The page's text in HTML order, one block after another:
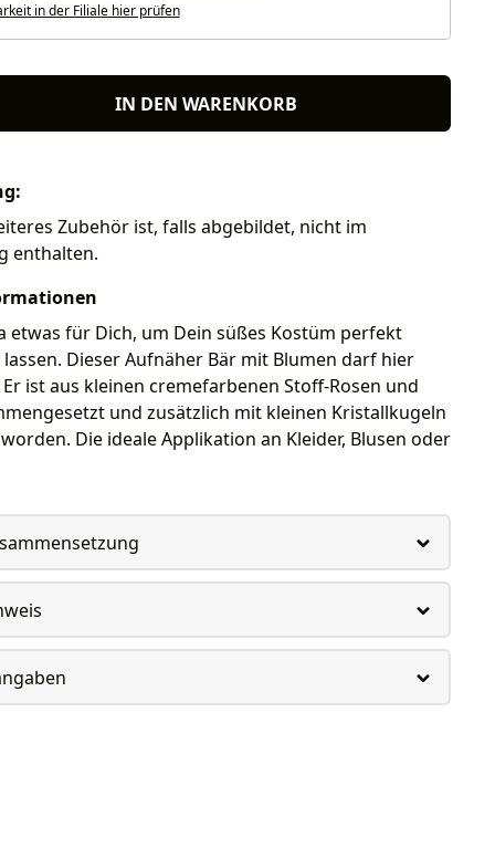
in der Filiale hier prüfen
IN DEN WARENKORB
Zubehör ist, falls abgebildet, nicht im
enthalten.
etwas für Dich, um Dein süßes Kostüm perfekt
lassen. Dieser Aufnäher Bär mit Blumen darf hier
ist aus kleinen cremefarbenen Stoff-Rosen und
und zusätzlich mit kleinen Kristallkugeln
Die ideale Applikation an Kleider, Blusen oder